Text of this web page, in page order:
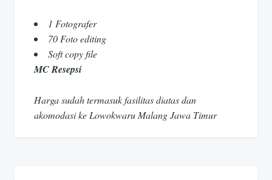
1 Fotografer
70 Foto editing
Soft copy file
MC Resepsi
Harga sudah termasuk fasilitas diatas dan
akomodasi ke Lowokwaru Malang Jawa Timur